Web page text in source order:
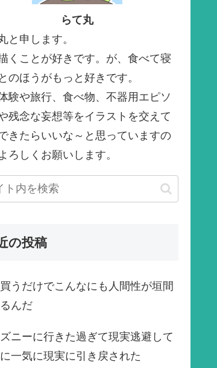
らて丸
と申します。
くことが好きです。が、食べて寝
のほうがもっと好きです。
験や旅行、食べ物、不器用エピソ
残念な妄想等をイラストを交えて
きたらいいな～と思っていますの
ろしくお願いします。
の投稿
うだけでこんなにも人間性が垣間
んだ
ニーに行きた過ぎて現実逃避して
一気に現実に引き戻された